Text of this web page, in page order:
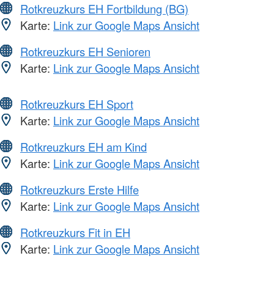
Rotkreuzkurs EH Fortbildung (BG)
Karte: Link zur Google Maps Ansicht
Rotkreuzkurs EH Senioren
Karte: Link zur Google Maps Ansicht
Rotkreuzkurs EH Sport
Karte: Link zur Google Maps Ansicht
Rotkreuzkurs EH am Kind
Karte: Link zur Google Maps Ansicht
Rotkreuzkurs Erste Hilfe
Karte: Link zur Google Maps Ansicht
Rotkreuzkurs Fit in EH
Karte: Link zur Google Maps Ansicht